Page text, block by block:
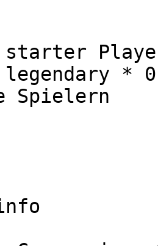
legendary
Spielern